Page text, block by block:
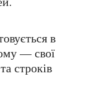
— свої
строків